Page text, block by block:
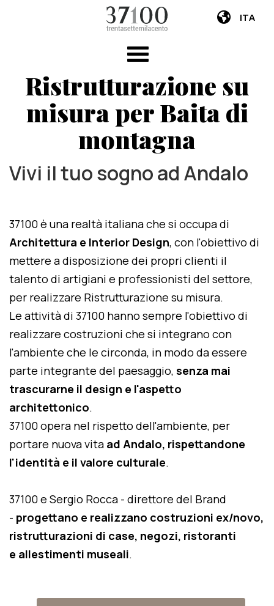
ITA
Ristrutturazione su
misura per Baita di
montagna
Vivi il tuo sogno ad Andalo
37100 è una realtà italiana che si occupa di
Architettura e Interior Design, con l'obiettivo di
mettere a disposizione dei propri clienti il
talento di artigiani e professionisti del settore,
per realizzare Ristrutturazione su misura.
Le attività di 37100 hanno sempre l'obiettivo di
realizzare costruzioni che si integrano con
l'ambiente che le circonda, in modo da essere
parte integrante del paesaggio, senza mai
trascurarne il design e l'aspetto
architettonico.
37100 opera nel rispetto dell'ambiente, per
portare nuova vita ad Andalo, rispettandone
l'identità e il valore culturale.
37100 e Sergio Rocca - direttore del Brand
- progettano e realizzano costruzioni ex/novo,
ristrutturazioni di case, negozi, ristoranti
e allestimenti museali.